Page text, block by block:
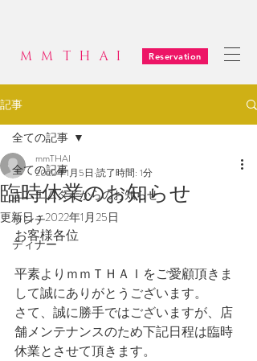
MMTHAI Reservation
記事
全ての記事
エムエムタイからのお知らせ
ランチ
ディナー
全ての記事
臨時休業のお知らせ
mmTHAI
2022年1月5日 読了時間: 1分
更新日：2022年1月25日
お客様各位
平素よりｍｍＴＨＡＩをご愛顧頂きま
して誠にありがとうございます。
さて、誠に勝手ではございますが、店
舗メンテナンスのため下記日程は臨時
休業とさせて頂きます。